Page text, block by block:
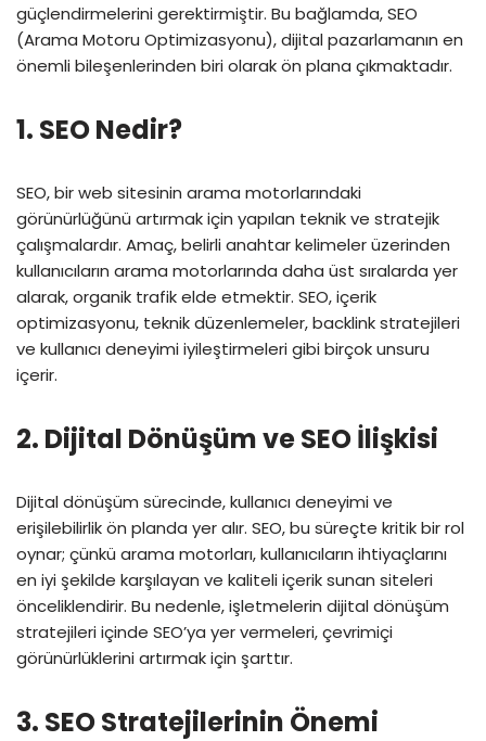
güçlendirmelerini gerektirmiştir. Bu bağlamda, SEO
(Arama Motoru Optimizasyonu), dijital pazarlamanın en
önemli bileşenlerinden biri olarak ön plana çıkmaktadır.
1. SEO Nedir?
SEO, bir web sitesinin arama motorlarındaki
görünürlüğünü artırmak için yapılan teknik ve stratejik
çalışmalardır. Amaç, belirli anahtar kelimeler üzerinden
kullanıcıların arama motorlarında daha üst sıralarda yer
alarak, organik trafik elde etmektir. SEO, içerik
optimizasyonu, teknik düzenlemeler, backlink stratejileri
ve kullanıcı deneyimi iyileştirmeleri gibi birçok unsuru
içerir.
2. Dijital Dönüşüm ve SEO İlişkisi
Dijital dönüşüm sürecinde, kullanıcı deneyimi ve
erişilebilirlik ön planda yer alır. SEO, bu süreçte kritik bir rol
oynar; çünkü arama motorları, kullanıcıların ihtiyaçlarını
en iyi şekilde karşılayan ve kaliteli içerik sunan siteleri
önceliklendirir. Bu nedenle, işletmelerin dijital dönüşüm
stratejileri içinde SEO’ya yer vermeleri, çevrimiçi
görünürlüklerini artırmak için şarttır.
3. SEO Stratejilerinin Önemi